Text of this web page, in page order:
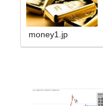
money1.jp